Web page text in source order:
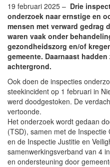
19 februari 2025 – Drie
onderzoek naar ernstige en
mensen met verward gedrag
waren vaak onder
gezondheidszorg en/of
gemeente. Daarnaast
achtergrond.
Ook doen de inspecties
steekincident op 1 februari in
werd doodgestoken. De
vertoonde.
Het onderzoek wordt gedaan
(TSD), samen met de
en de Inspectie Justitie en
samenwerkingsverband van 4
en ondersteuning door